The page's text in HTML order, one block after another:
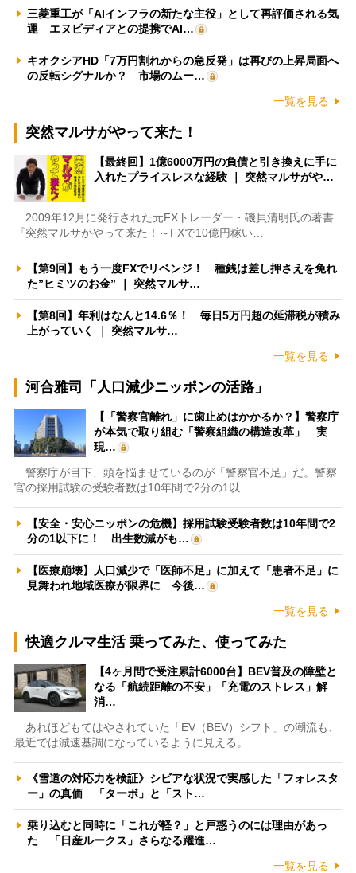
三菱重工が「AIインフラの新たな主役」として再評価される気
運 エヌビディアとの提携でAI…
キオクシアHD「7万円割れからの急反発」は再びの上昇局面へ
の反転シグナルか？ 市場のムー…
一覧を見る
突然マルサがやって来た！
【最終回】1億6000万円の負債と引き換えに手に
入れたプライスレスな経験 ｜ 突然マルサがや…
2009年12月に発行された元FXトレーダー・磯貝清明氏の著書
『突然マルサがやって来た！～FXで10億円稼い…
【第9回】もう一度FXでリベンジ！ 種銭は差し押さえを免れ
た”ヒミツのお金” ｜ 突然マルサ…
【第8回】年利はなんと14.6％！ 毎日5万円超の延滞税が積み
上がっていく ｜ 突然マルサ…
一覧を見る
河合雅司「人口減少ニッポンの活路」
【「警察官離れ」に歯止めはかかるか？】警察庁
が本気で取り組む「警察組織の構造改革」 実
現…
警察庁が目下、頭を悩ませているのが「警察官不足」だ。警察
官の採用試験の受験者数は10年間で2分の1以…
【安全・安心ニッポンの危機】採用試験受験者数は10年間で2
分の1以下に！ 出生数減がも…
【医療崩壊】人口減少で「医師不足」に加えて「患者不足」に
見舞われ地域医療が限界に 今後…
一覧を見る
快適クルマ生活 乗ってみた、使ってみた
【4ヶ月間で受注累計6000台】BEV普及の障壁と
なる「航続距離の不安」「充電のストレス」解
消…
あれほどもてはやされていた「EV（BEV）シフト」の潮流も、
最近では減速基調になっているように見える。…
《雪道の対応力を検証》シビアな状況で実感した「フォレスタ
ー」の真価 「ターボ」と「スト…
乗り込むと同時に「これが軽？」と戸惑うのには理由があっ
た 「日産ルークス」さらなる躍進…
一覧を見る